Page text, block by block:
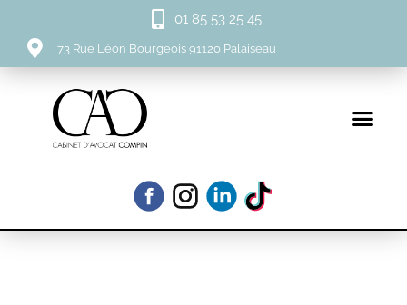
01 85 53 25 45
73 Rue Léon Bourgeois 91120 Palaiseau